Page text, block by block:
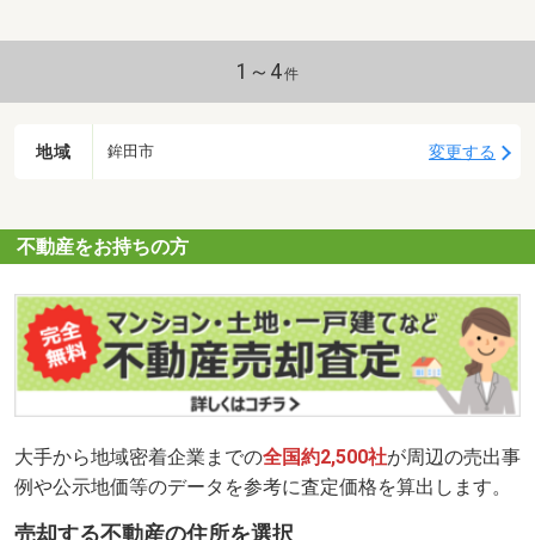
1～4件
地域 鉾田市 変更する
不動産をお持ちの方
大手から地域密着企業までの全国約2,500社が周辺の売出事
例や公示地価等のデータを参考に査定価格を算出します。
売却する不動産の住所を選択